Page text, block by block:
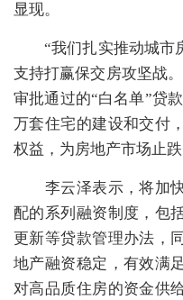
显现。
“我们扎实推动城市房
支持打赢保交房攻坚战
审批通过的“白名单”贷
万套住宅的建设和交付
权益，为房地产市场止
李云泽表示，将加快
配的系列融资制度，包
更新等贷款管理办法，
地产融资稳定，有效满
对高品质住房的资金供